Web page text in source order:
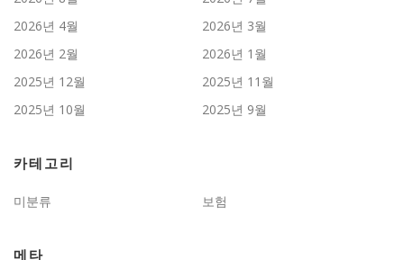
2026년 4월
2026년 3월
2026년 2월
2026년 1월
2025년 12월
2025년 11월
2025년 10월
2025년 9월
카테고리
미분류 보험
메타